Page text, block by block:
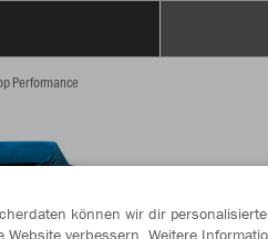
Performance
können wir dir personalisierte
verbessern. Weitere